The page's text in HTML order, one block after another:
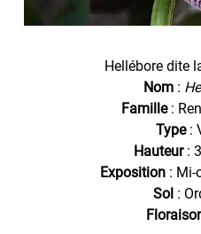
Hellébore dite
Nom:
Famille:
Type:
Hauteur:
Exposition: Mi-
Sol: